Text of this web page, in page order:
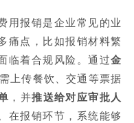
用报销是企业常见的业
痛点，比如报销材料繁
临着合规风险。通过金
上传餐饮、交通等票据
，并推送给对应审批人
在报销环节，系统能够